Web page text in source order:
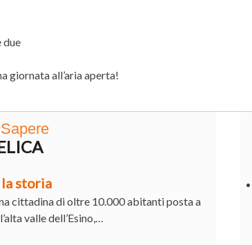
due
giornata all’aria aperta!
storia
cittadina di oltre 10.000 abitanti posta a
valle dell’Esino,…